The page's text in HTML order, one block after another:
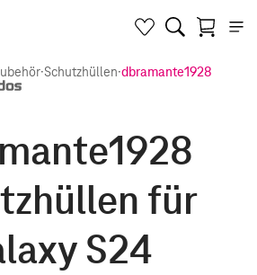
·Schutzhüllen·dbramante1928
für
S24